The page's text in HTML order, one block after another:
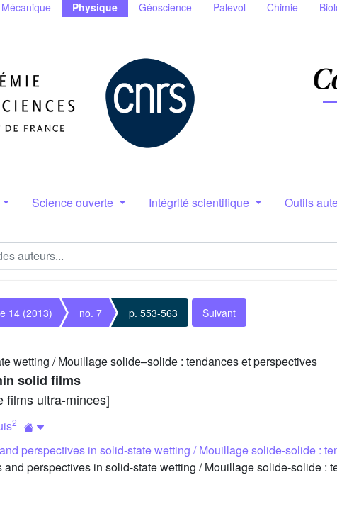
Mécanique Physique Géoscience Palevol Chimie
Science ouverte Intégrité scientifique Outils
14 (2013) no. 7 p. 553-563 Suivant
wetting / Mouillage solide–solide : tendances et perspectives
solid films
films ultra-minces]
2
perspectives in solid-state wetting / Mouillage solide-solide :
perspectives in solid-state wetting / Mouillage solide-solide :